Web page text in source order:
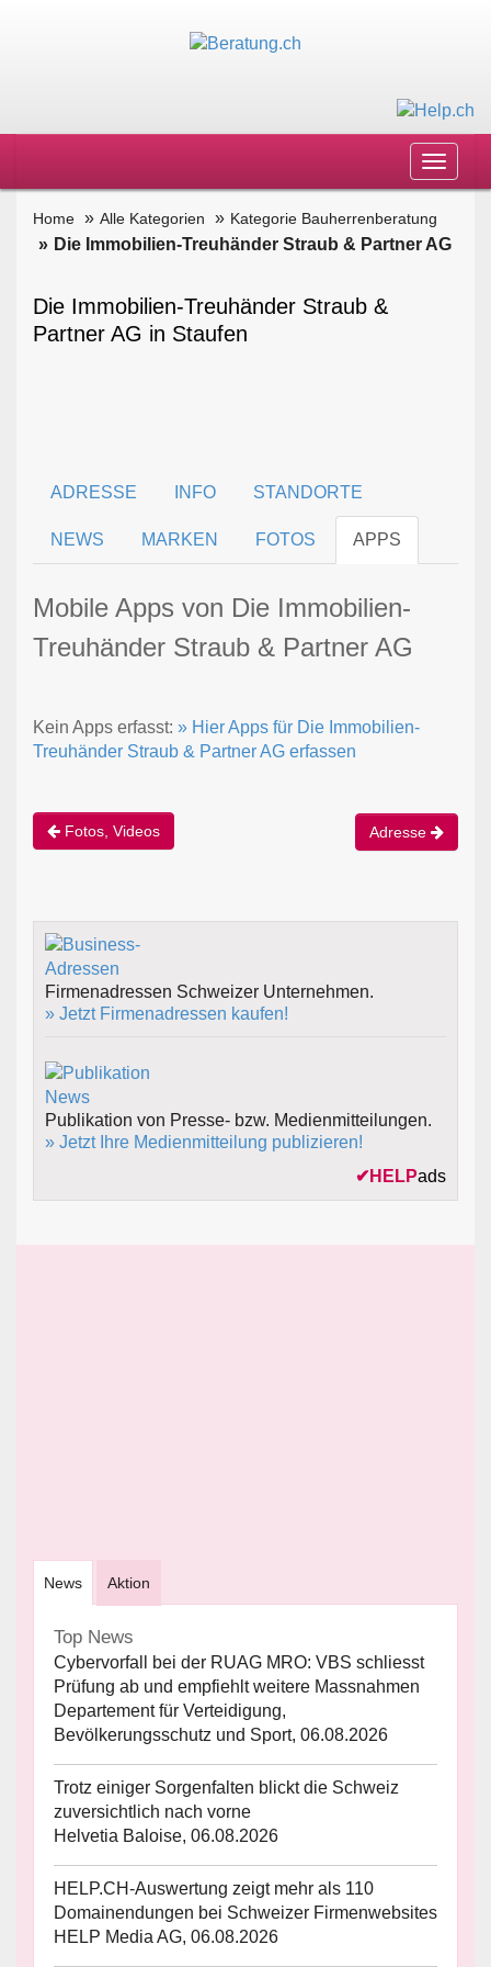
Toggle
Home Alle Kategorien Kategorie Bauherrenberatung
Die Immobilien-Treuhänder Straub & Partner AG
Die Immobilien-Treuhänder Straub &
Partner AG in Staufen
ADRESSE INFO STANDORTE
NEWS MARKEN FOTOS APPS
Mobile Apps von Die Immobilien-
Treuhänder Straub & Partner AG
Kein Apps erfasst: » Hier Apps für Die Immobilien-
Treuhänder Straub & Partner AG erfassen
Fotos, Videos Adresse
Firmenadressen Schweizer Unternehmen.
» Jetzt Firmenadressen kaufen!
Publikation von Presse- bzw. Medienmitteilungen.
» Jetzt Ihre Medienmitteilung publizieren!
✔ HELPads
News Aktion
Top News
Cybervorfall bei der RUAG MRO: VBS schliesst
Prüfung ab und empfiehlt weitere Massnahmen
Departement für Verteidigung,
Bevölkerungsschutz und Sport, 06.08.2026
Trotz einiger Sorgenfalten blickt die Schweiz
zuversichtlich nach vorne
Helvetia Baloise, 06.08.2026
HELP.CH-Auswertung zeigt mehr als 110
Domainendungen bei Schweizer Firmenwebsites
HELP Media AG, 06.08.2026